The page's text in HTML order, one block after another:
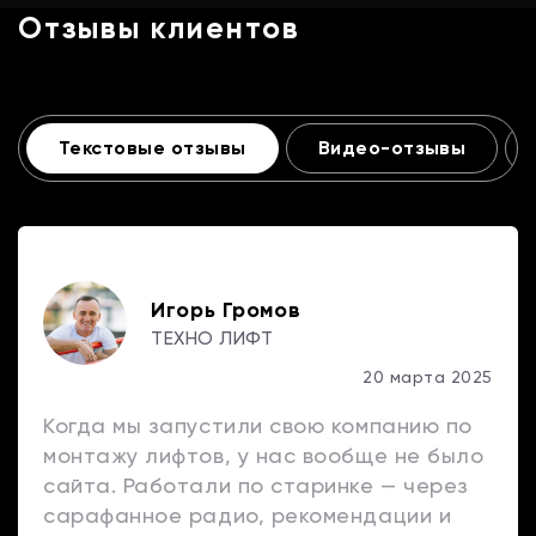
Отзывы клиентов
Текстовые отзывы Видео-отзывы
Игорь Громов
ТЕХНО ЛИФТ
20 марта 2025
Когда мы запустили свою компанию по
монтажу лифтов, у нас вообще не было
сайта. Работали по старинке — через
сарафанное радио, рекомендации и